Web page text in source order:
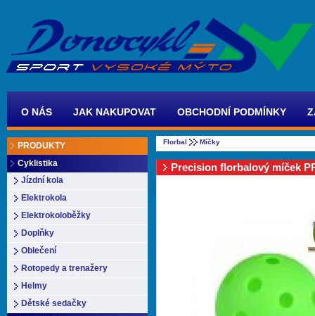
O NÁS JAK NAKUPOVAT OBCHODNÍ PODMÍNKY
PRODUKTY
Cyklistika
Jízdní kola
Elektrokola
Elektrokoloběžky
Doplňky
Oblečení
Rotopedy a trenažery
Helmy
Dětské sedačky
Florbal Míčky
Precision florbalový míček